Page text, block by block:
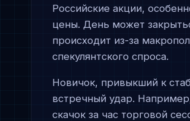
Российские акции,
цены. День может
происходит из-за
спекулянтского спроса.
Новичок, привыкший к
встречный удар.
скачок за час торговой